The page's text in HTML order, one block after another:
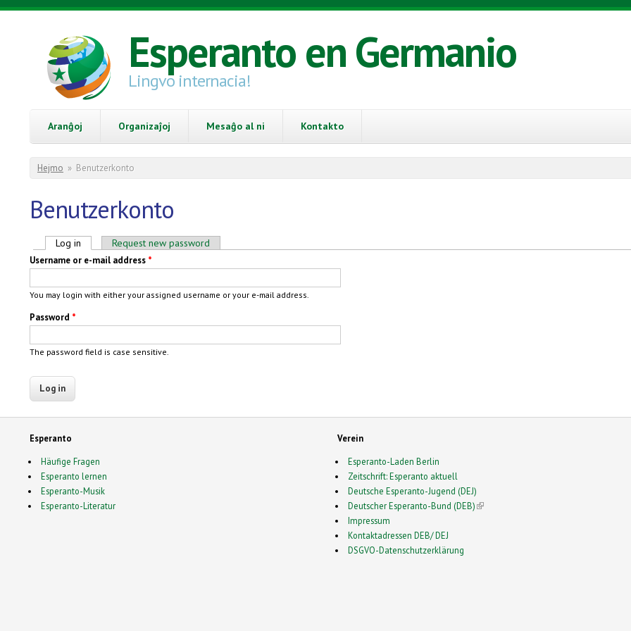
Skip to main content
Esperanto en Germanio
Lingvo internacia!
Aranĝoj Organizaĵoj Mesaĝo al ni Kontakto
You are here
Hejmo » Benutzerkonto
Benutzerkonto
Primary tabs
Log in (active tab)Request new password
Username or e-mail address *
You may login with either your assigned username or your e-mail address.
Password *
The password field is case sensitive.
Esperanto
Häufige Fragen
Esperanto lernen
Esperanto-Musik
Esperanto-Literatur
Verein
Esperanto-Laden Berlin
Zeitschrift: Esperanto aktuell
Deutsche Esperanto-Jugend (DEJ)
Deutscher Esperanto-Bund (DEB)(link is external)
Impressum
Kontaktadressen DEB/ DEJ
DSGVO-Datenschutzerklärung